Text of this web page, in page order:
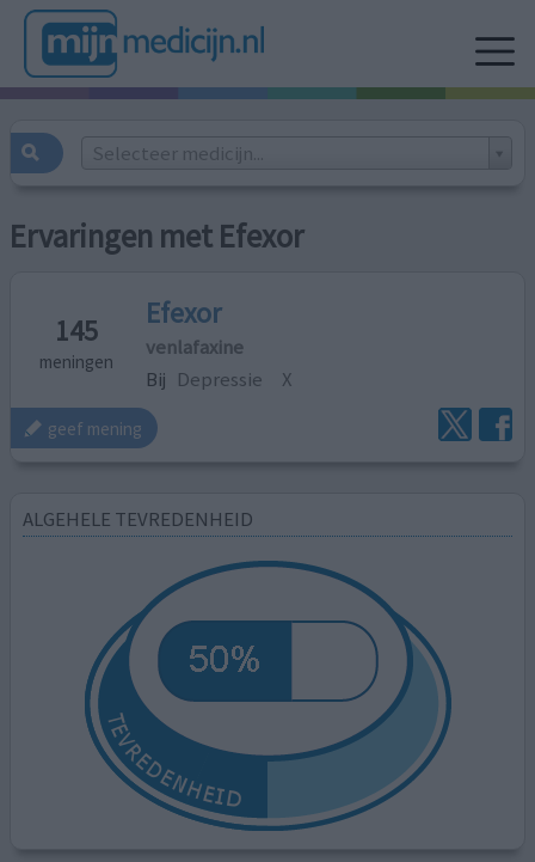
Selecteer medicijn...
Ervaringen met Efexor
145
meningen
Efexor
venlafaxine
Bij Depressie X
geef mening
ALGEHELE TEVREDENHEID